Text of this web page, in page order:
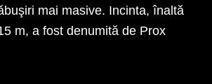
mai masive. Incinta, înaltă
m, a fost denumită de Prox